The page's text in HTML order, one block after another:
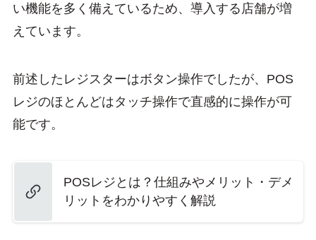
い機能を多く備えているため、導入する店舗が増
えています。
前述したレジスターはボタン操作でしたが、POS
レジのほとんどはタッチ操作で直感的に操作が可
能です。
POSレジとは？仕組みやメリット・デメ
リットをわかりやすく解説